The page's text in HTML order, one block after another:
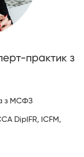
практик з
з МСФЗ
DipIFR, ICFM,